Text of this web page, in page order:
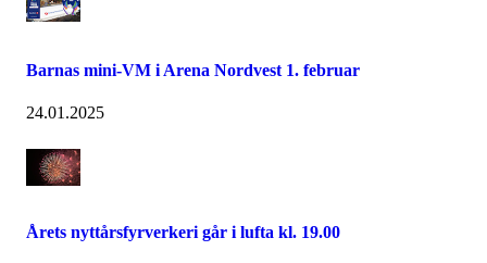
Barnas mini-VM i Arena Nordvest 1. februar
24.01.2025
Årets nyttårsfyrverkeri går i lufta kl. 19.00